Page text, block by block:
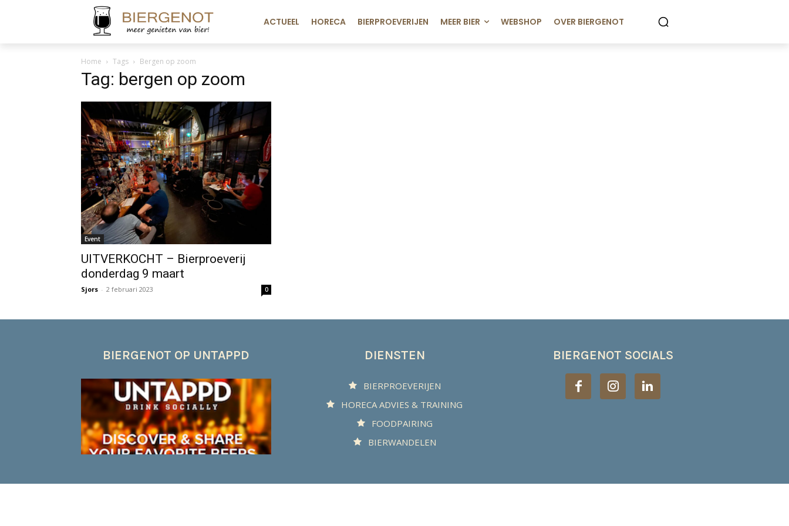
ACTUEEL HORECA BIERPROEVERIJEN MEER BIER WEBSHOP OVER BIERGENOT
Home Tags Bergen op zoom
Tag: bergen op zoom
Event
UITVERKOCHT – Bierproeverij
donderdag 9 maart
Sjors - 2 februari 2023 0
BIERGENOT OP UNTAPPD DIENSTEN BIERGENOT SOCIALS
BIERPROEVERIJEN
HORECA ADVIES & TRAINING
FOODPAIRING
BIERWANDELEN